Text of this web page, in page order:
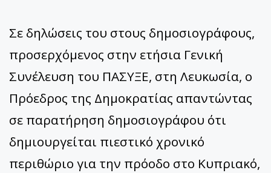
Σε δηλώσεις του στους δημοσιογράφους,
προσερχόμενος στην ετήσια Γενική
Συνέλευση του ΠΑΣΥΞΕ, στη Λευκωσία, ο
Πρόεδρος της Δημοκρατίας απαντώντας
σε παρατήρηση δημοσιογράφου ότι
δημιουργείται πιεστικό χρονικό
περιθώριο για την πρόοδο στο Κυπριακό,